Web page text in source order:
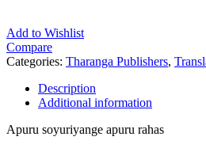
Add to Wishlist
Compare
Categories: Tharanga Publishers,
Description
Additional information
Apuru soyuriyange apuru rahas